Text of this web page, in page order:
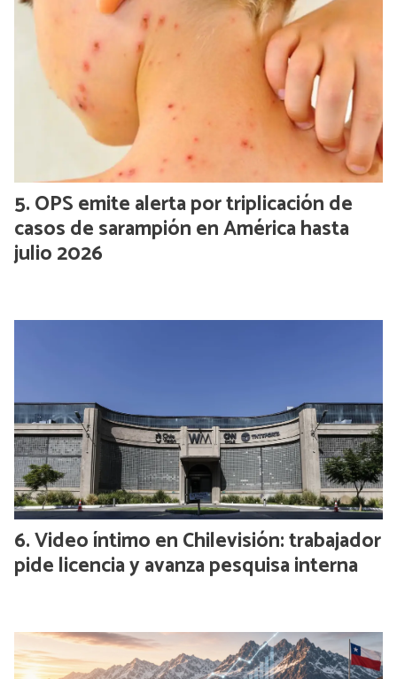
OPS emite alerta por triplicación de
casos de sarampión en América hasta
julio 2026
Video íntimo en Chilevisión: trabajador
pide licencia y avanza pesquisa interna